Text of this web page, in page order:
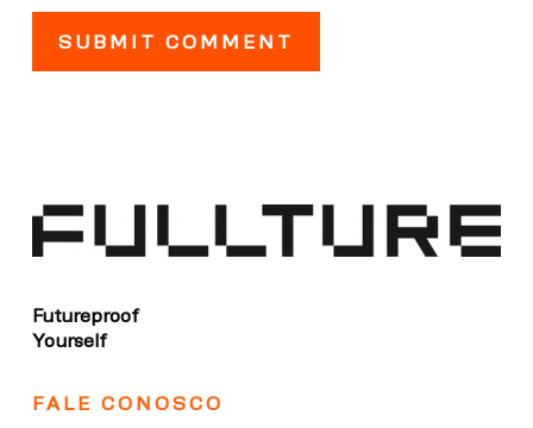
Futureproof
Yourself
FALE CONOSCO